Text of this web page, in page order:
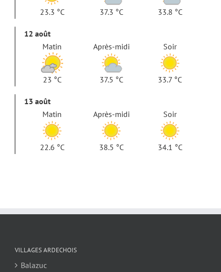
23.3 °C 37.3 °C 33.8 °C
12 août
Matin
23 °C
Après-midi
37.5 °C
Soir
33.7 °C
13 août
Matin
22.6 °C
Après-midi
38.5 °C
Soir
34.1 °C
VILLAGES ARDECHOIS
Balazuc